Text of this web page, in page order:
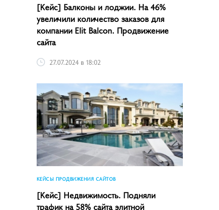
[Кейс] Балконы и лоджии. На 46%
увеличили количество заказов для
компании Elit Balcon. Продвижение
сайта
27.07.2024 в 18:02
КЕЙСЫ ПРОДВИЖЕНИЯ САЙТОВ
[Кейс] Недвижимость. Подняли
трафик на 58% сайта элитной